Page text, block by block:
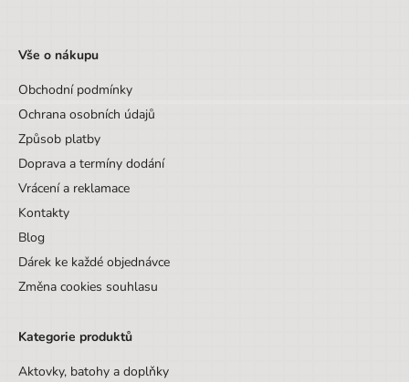
Vše o nákupu
Obchodní podmínky
Ochrana osobních údajů
Způsob platby
Doprava a termíny dodání
Vrácení a reklamace
Kontakty
Blog
Dárek ke každé objednávce
Změna cookies souhlasu
Kategorie produktů
Aktovky, batohy a doplňky